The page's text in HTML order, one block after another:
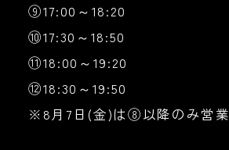
⑨17:00～18:20
⑩17:30～18:50
⑪18:00～19:20
⑫18:30～19:50
※8月7日(金)は⑧以降のみ営業